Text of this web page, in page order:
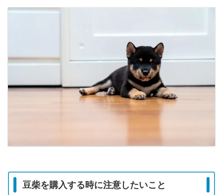
豆柴を購入する時に注意したいこと